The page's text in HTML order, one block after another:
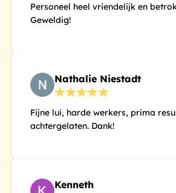
Personeel heel vriendelijk en
Geweldig!
Nathalie Niestadt
Fijne lui, harde werkers, prima
achtergelaten. Dank!
Kenneth